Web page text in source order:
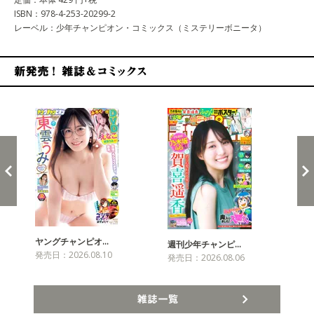
ISBN：978-4-253-20299-2
レーベル：少年チャンピオン・コミックス（ミステリーボニータ）
ヤングチャンピオ…
発売日：2026.08.10
週刊少年チャンピ…
発売日：2026.08.06